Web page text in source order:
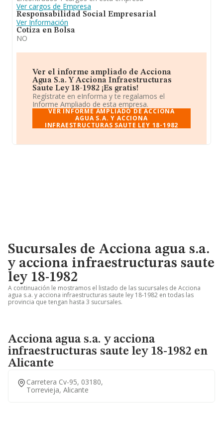
Ver cargos de Empresa
Responsabilidad Social Empresarial
Ver Información
Cotiza en Bolsa
NO
Ver el informe ampliado de Acciona
Agua S.a. Y Acciona Infraestructuras
Saute Ley 18-1982 ¡Es gratis!
Regístrate en eInforma y te regalamos el
Informe Ampliado de esta empresa.
VER INFORME AMPLIADO DE ACCIONA
AGUA S.A. Y ACCIONA
INFRAESTRUCTURAS SAUTE LEY 18-1982
Sucursales de Acciona agua s.a.
y acciona infraestructuras saute
ley 18-1982
A continuación le mostramos el listado de las sucursales de Acciona
agua s.a. y acciona infraestructuras saute ley 18-1982 en todas las
provincia que tengan hasta 3 sucursales.
Acciona agua s.a. y acciona
infraestructuras saute ley 18-1982 en
Alicante
Carretera Cv-95, 03180,
Torrevieja, Alicante